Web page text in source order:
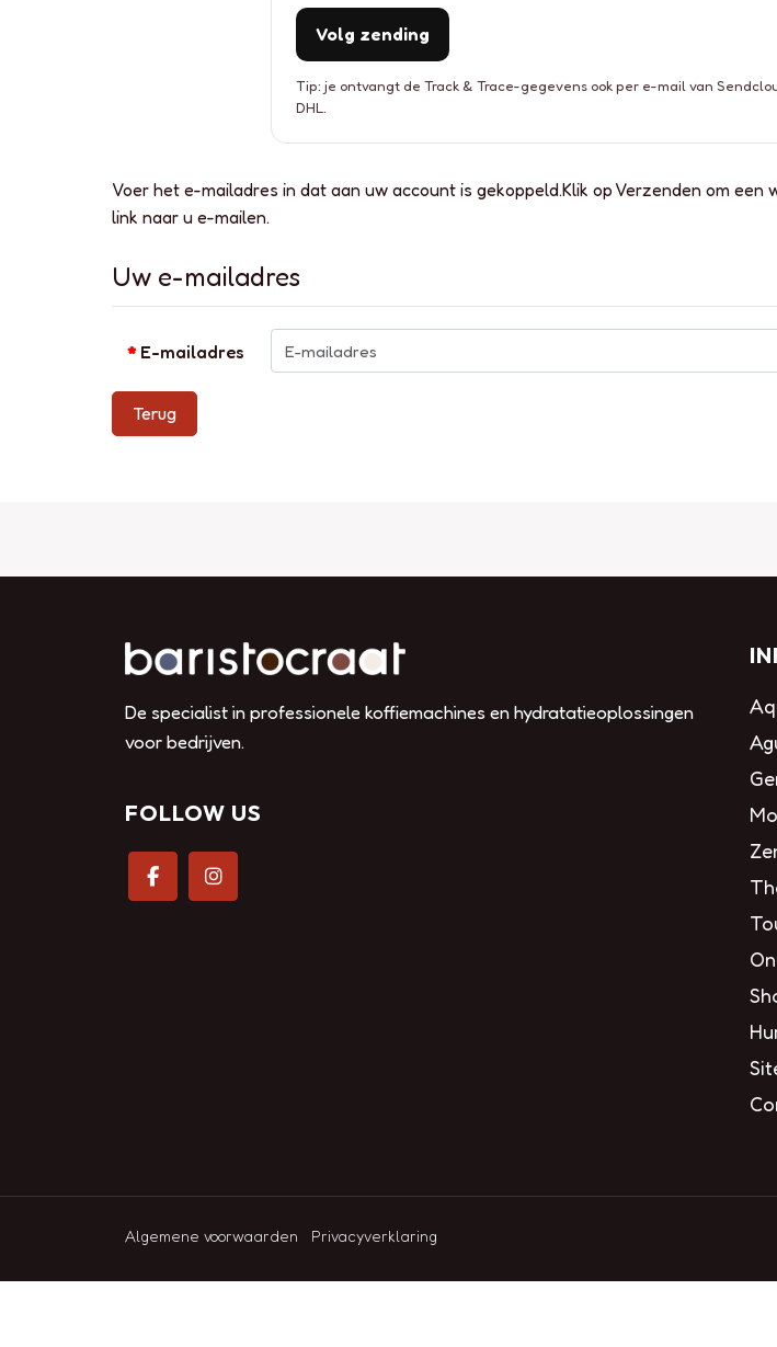
Volg zending
Tip: je ontvangt de Track & Trace-gegevens ook per e-mail van
DHL.
Voer het e-mailadres in dat aan uw account is gekoppeld.Klik op Verzenden om een
link naar u e-mailen.
Uw e-mailadres
E-mailadres
Terug
De specialist in professionele koffiemachines en hydratatieoplossingen
voor bedrijven.
FOLLOW US
Algemene voorwaarden Privacyverklaring